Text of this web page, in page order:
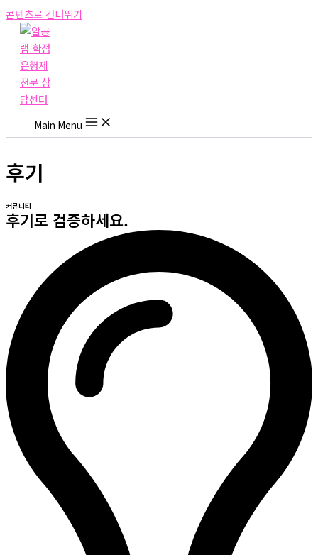
콘텐츠로 건너뛰기
Main Menu
후기
커뮤니티
후기로 검증하세요.